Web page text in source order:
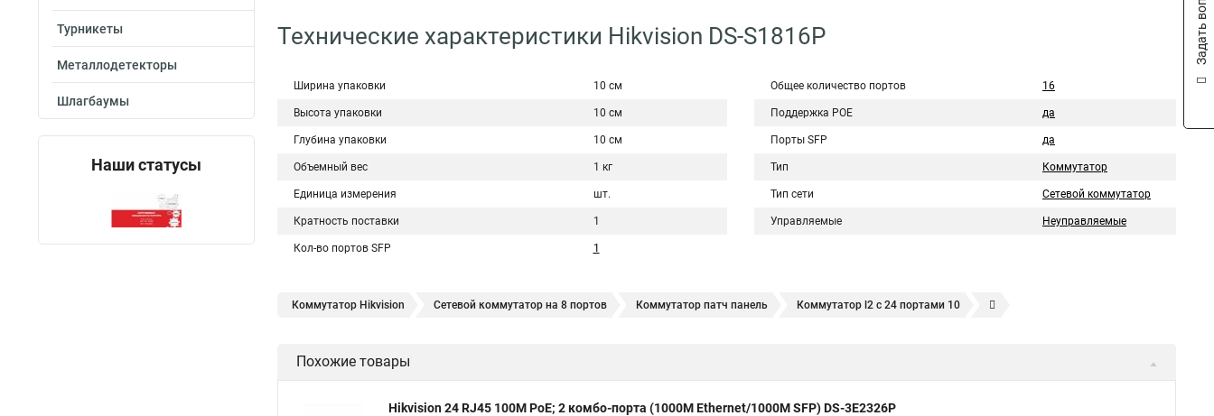
Турникеты
Металлодетекторы
Шлагбаумы
Наши статусы
Технические характеристики Hikvision DS-S1816P
Ширина упаковки 10 см
Высота упаковки 10 см
Глубина упаковки 10 см
Объемный вес 1 кг
Единица измерения шт.
Кратность поставки 1
Кол-во портов SFP 1
Общее количество портов 16
Поддержка POE да
Порты SFP да
Тип Коммутатор
Тип сети Сетевой коммутатор
Управляемые Неуправляемые
Коммутатор Нikvision Сетевой коммутатор на 8 портов Коммутатор патч панель Коммутатор l2 с 24 портами 10
Что такое уровни коммутаторов
Похожие товары
Hikvision 24 RJ45 100M PoE; 2 комбо-порта (1000М Ethernet/1000M SFP) DS-3E2326P
Задать вопрос